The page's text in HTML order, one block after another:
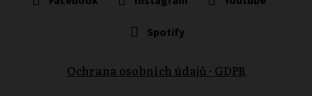
Spotify
Ochrana osobních údajů - GDPR